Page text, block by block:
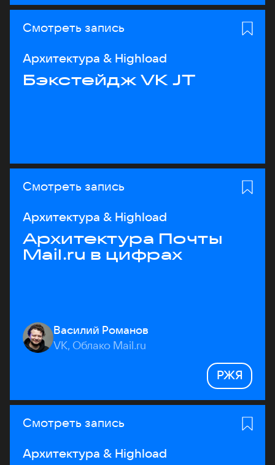
Смотреть запись
Архитектура & Highload
Бэкстейдж VK JT
Смотреть запись
Архитектура & Highload
Архитектура Почты
Mail.ru в цифрах
Василий Романов
VK, Облако Mail.ru
РЖЯ
Смотреть запись
Архитектура & Highload